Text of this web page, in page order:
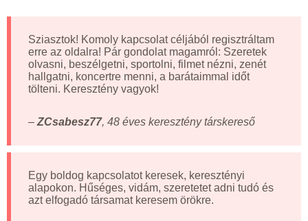
Sziasztok! Komoly kapcsolat céljából regisztráltam
erre az oldalra! Pár gondolat magamról: Szeretek
olvasni, beszélgetni, sportolni, filmet nézni, zenét
hallgatni, koncertre menni, a barátaimmal időt
tölteni. Keresztény vagyok!
–ZCsabesz77, 48 éves keresztény társkereső
Egy boldog kapcsolatot keresek, keresztényi
alapokon. Hűséges, vidám, szeretetet adni tudó és
azt elfogadó társamat keresem örökre.